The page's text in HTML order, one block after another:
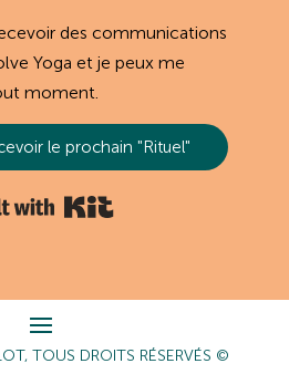
des communications
Yoga et je peux me
moment.
le prochain "Rituel"
TOUS DROITS RÉSERVÉS ©